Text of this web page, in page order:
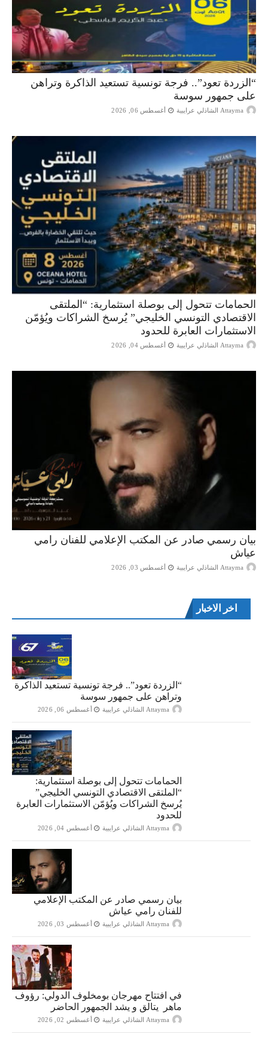
“الزردة تعود”.. فرجة تونسية تستعيد الذاكرة وتراهن
على جمهور سوسة
Attayma الشاذلي عرايبية أغسطس 06, 2026
الحمامات تتحول إلى بوصلة استثمارية: “الملتقى
الاقتصادي التونسي الخليجي” يُرسخ الشراكات ويُؤمّن
الاستثمارات العابرة للحدود
Attayma الشاذلي عرايبية أغسطس 04, 2026
بيان رسمي صادر عن المكتب الإعلامي للفنان رامي
عياش
Attayma الشاذلي عرايبية أغسطس 03, 2026
اخر الاخبار
“الزردة تعود”.. فرجة تونسية تستعيد الذاكرة
وتراهن على جمهور سوسة
Attayma الشاذلي عرايبية أغسطس 06, 2026
الحمامات تتحول إلى بوصلة استثمارية:
“الملتقى الاقتصادي التونسي الخليجي”
يُرسخ الشراكات ويُؤمّن الاستثمارات العابرة
للحدود
Attayma الشاذلي عرايبية أغسطس 04, 2026
بيان رسمي صادر عن المكتب الإعلامي
للفنان رامي عياش
Attayma الشاذلي عرايبية أغسطس 03, 2026
في افتتاح مهرجان بومخلوف الدولي: رؤوف
ماهر يتالق و يشد الجمهور الحاضر
Attayma الشاذلي عرايبية أغسطس 02, 2026